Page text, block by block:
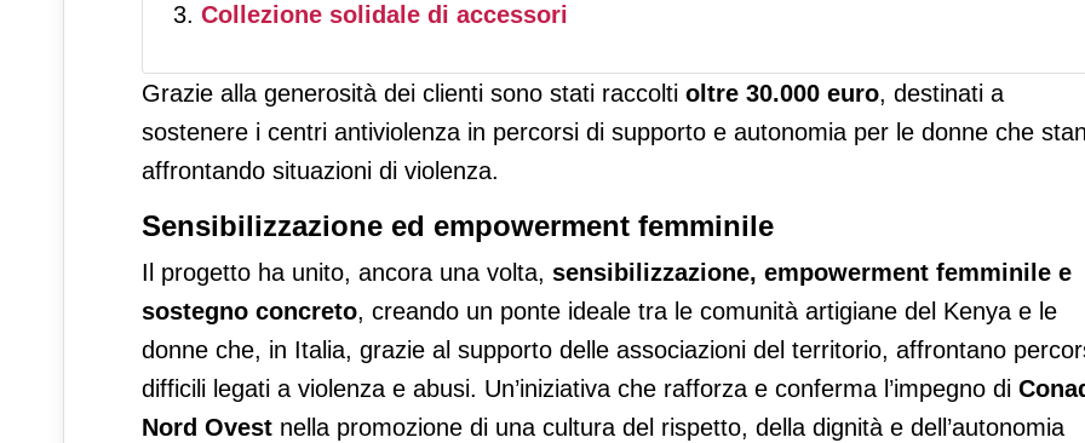
Collezione solidale di accessori
Grazie alla generosità dei clienti sono stati raccolti oltre 30.000 euro, destinati a
sostenere i centri antiviolenza in percorsi di supporto e autonomia per le donne che
affrontando situazioni di violenza.
Sensibilizzazione ed empowerment femminile
Il progetto ha unito, ancora una volta, sensibilizzazione, empowerment femminile e
sostegno concreto, creando un ponte ideale tra le comunità artigiane del Kenya e le
donne che, in Italia, grazie al supporto delle associazioni del territorio, affrontano
difficili legati a violenza e abusi. Un’iniziativa che rafforza e conferma l’impegno di
Nord Ovest nella promozione di una cultura del rispetto, della dignità e dell’autonomia